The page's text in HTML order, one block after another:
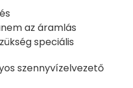
az áramlás
speciális
szennyvízelvezető